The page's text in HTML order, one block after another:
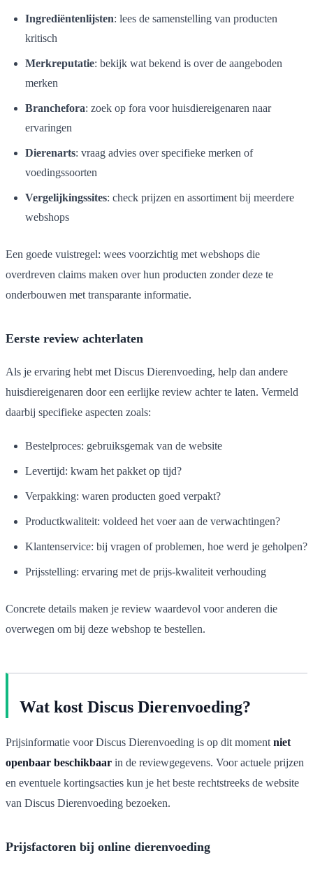
Ingrediëntenlijsten: lees de samenstelling van producten
kritisch
Merkreputatie: bekijk wat bekend is over de aangeboden
merken
Branchefora: zoek op fora voor huisdiereigenaren naar
ervaringen
Dierenarts: vraag advies over specifieke merken of
voedingssoorten
Vergelijkingssites: check prijzen en assortiment bij meerdere
webshops
Een goede vuistregel: wees voorzichtig met webshops die
overdreven claims maken over hun producten zonder deze te
onderbouwen met transparante informatie.
Eerste review achterlaten
Als je ervaring hebt met Discus Dierenvoeding, help dan andere
huisdiereigenaren door een eerlijke review achter te laten. Vermeld
daarbij specifieke aspecten zoals:
Bestelproces: gebruiksgemak van de website
Levertijd: kwam het pakket op tijd?
Verpakking: waren producten goed verpakt?
Productkwaliteit: voldeed het voer aan de verwachtingen?
Klantenservice: bij vragen of problemen, hoe werd je geholpen?
Prijsstelling: ervaring met de prijs-kwaliteit verhouding
Concrete details maken je review waardevol voor anderen die
overwegen om bij deze webshop te bestellen.
Wat kost Discus Dierenvoeding?
Prijsinformatie voor Discus Dierenvoeding is op dit moment niet
openbaar beschikbaar in de reviewgegevens. Voor actuele prijzen
en eventuele kortingsacties kun je het beste rechtstreeks de website
van Discus Dierenvoeding bezoeken.
Prijsfactoren bij online dierenvoeding